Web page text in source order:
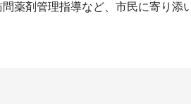
薬剤管理指導など、市民に寄り